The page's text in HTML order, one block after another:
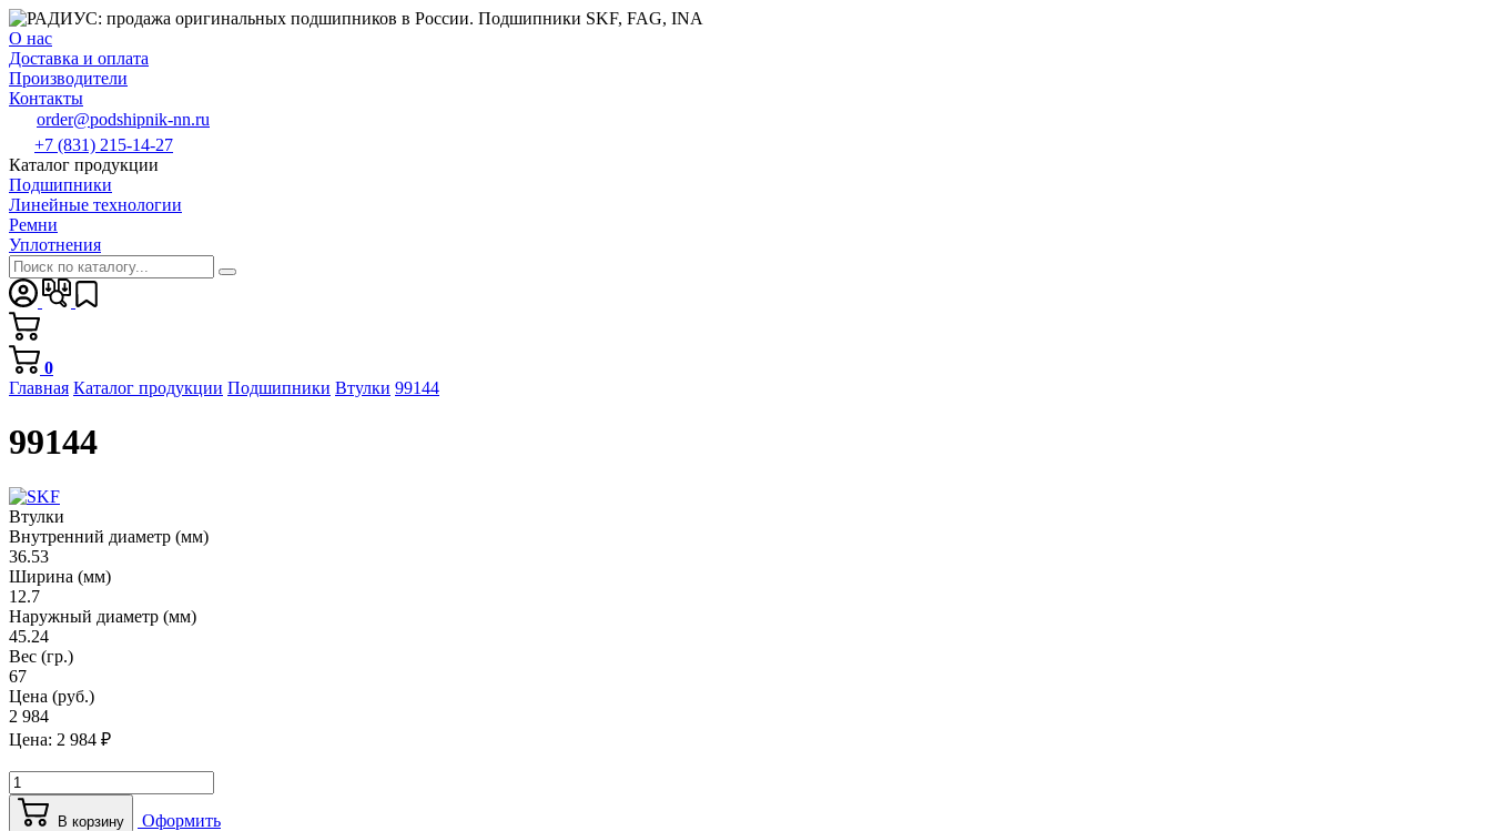
О нас
Доставка и оплата
Производители
Контакты
order@podshipnik-nn.ru
+7 (831) 215-14-27
Каталог продукции
Подшипники
Линейные технологии
Ремни
Уплотнения
0
Главная Каталог продукции Подшипники Втулки 99144
99144
Втулки
Внутренний диаметр (мм)
36.53
Ширина (мм)
12.7
Наружный диаметр (мм)
45.24
Вес (гр.)
67
Цена (руб.)
2 984
Цена: 2 984 ₽
В корзину
Оформить